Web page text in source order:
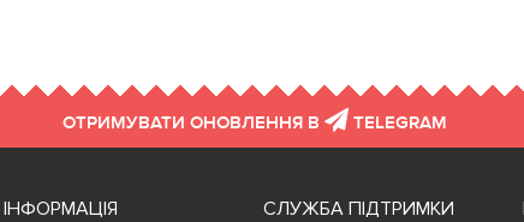
ОТРИМУВАТИ ОНОВЛЕННЯ В TELEGRAM
ІНФОРМАЦІЯ СЛУЖБА ПІДТРИМКИ